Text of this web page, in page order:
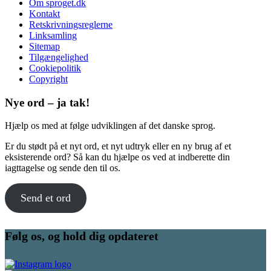
Om sproget.dk
Kontakt
Retskrivningsreglerne
Linksamling
Sitemap
Tilgængelighed
Cookiepolitik
Copyright
Nye ord – ja tak!
Hjælp os med at følge udviklingen af det danske sprog.
Er du stødt på et nyt ord, et nyt udtryk eller en ny brug af et
eksisterende ord? Så kan du hjælpe os ved at indberette din
iagttagelse og sende den til os.
Send et ord
Følg os, og hold dig opdateret